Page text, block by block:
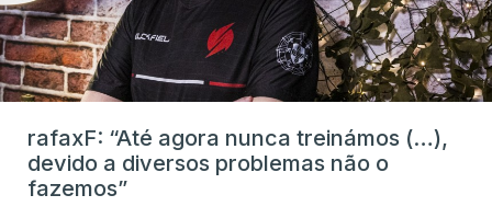
rafaxF: “Até agora nunca treinámos (…),
devido a diversos problemas não o
fazemos”